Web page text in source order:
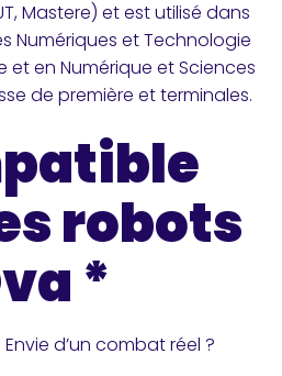
Mastere) et est utilisé dans
Numériques et Technologie
en Numérique et Sciences
de première et terminales.
robots
*
d’un combat réel ?